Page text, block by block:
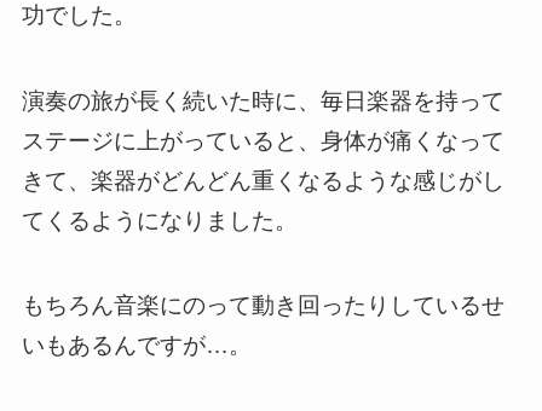
功でした。
演奏の旅が長く続いた時に、毎日楽器を持って
ステージに上がっていると、身体が痛くなって
きて、楽器がどんどん重くなるような感じがし
てくるようになりました。
もちろん音楽にのって動き回ったりしているせ
いもあるんですが…。